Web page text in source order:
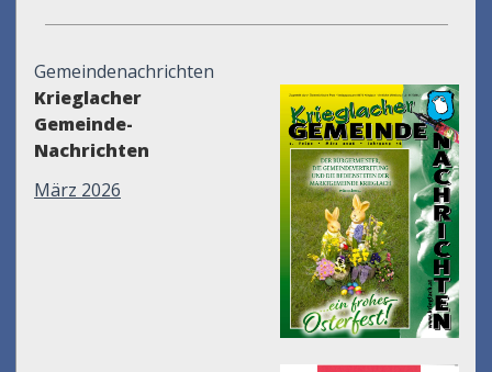
Gemeindenachrichten
Krieglacher
Gemeinde-
Nachrichten
März 2026